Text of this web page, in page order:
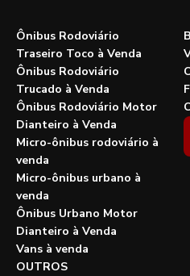
Ônibus Rodoviário
Traseiro Toco à Venda
Ônibus Rodoviário
Trucado à Venda
Ônibus Rodoviário Motor
Dianteiro à Venda
Micro-ônibus rodoviário à
venda
Micro-ônibus urbano à
venda
Ônibus Urbano Motor
Dianteiro à Venda
Vans à venda
OUTROS